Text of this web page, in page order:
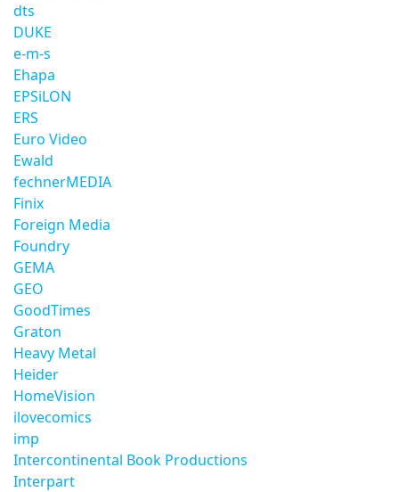
dts
DUKE
e-m-s
Ehapa
EPSiLON
ERS
Euro Video
Ewald
fechnerMEDIA
Finix
Foreign Media
Foundry
GEMA
GEO
GoodTimes
Graton
Heavy Metal
Heider
HomeVision
ilovecomics
imp
Intercontinental Book Productions
Interpart